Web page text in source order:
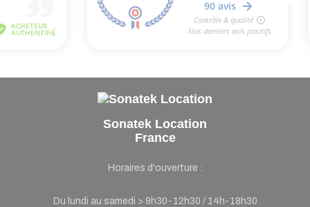
Sonatek Location
France
Horaires d'ouverture :
Du lundi au samedi > 9h30-12h30 / 14h-18h30